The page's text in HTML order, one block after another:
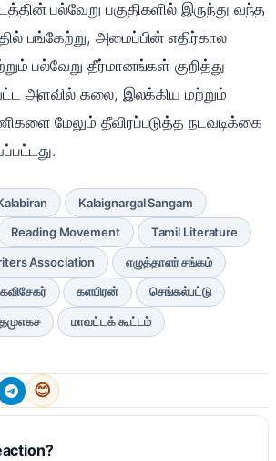
பல்வேறு பகுதிகளில் இருந்து வந்த
பங்கேற்று, அமைப்பின் எதிர்கால
பல்வேறு தீர்மானங்கள் குறித்து
அளவில் கலை, இலக்கிய மற்றும்
மேலும் தீவிரப்படுத்த நடவடிக்கை
Kalaignargal Sangam
Reading Movement Tamil Literature
Association எழுத்தாளர் சங்கம்
கவிசேகர் களபிரன் செங்கல்பட்டு
தமுஎகச மாவட்டக் கூட்டம்
😊